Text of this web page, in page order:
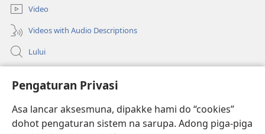
Pengaturan Privasi
Asa lancar aksesmuna, dipakke hami do “cookies”
dohot pengaturan sistem na sarupa. Adong piga-piga
Video
Videos with Audio Descriptions
Lului
(opens
new
window)